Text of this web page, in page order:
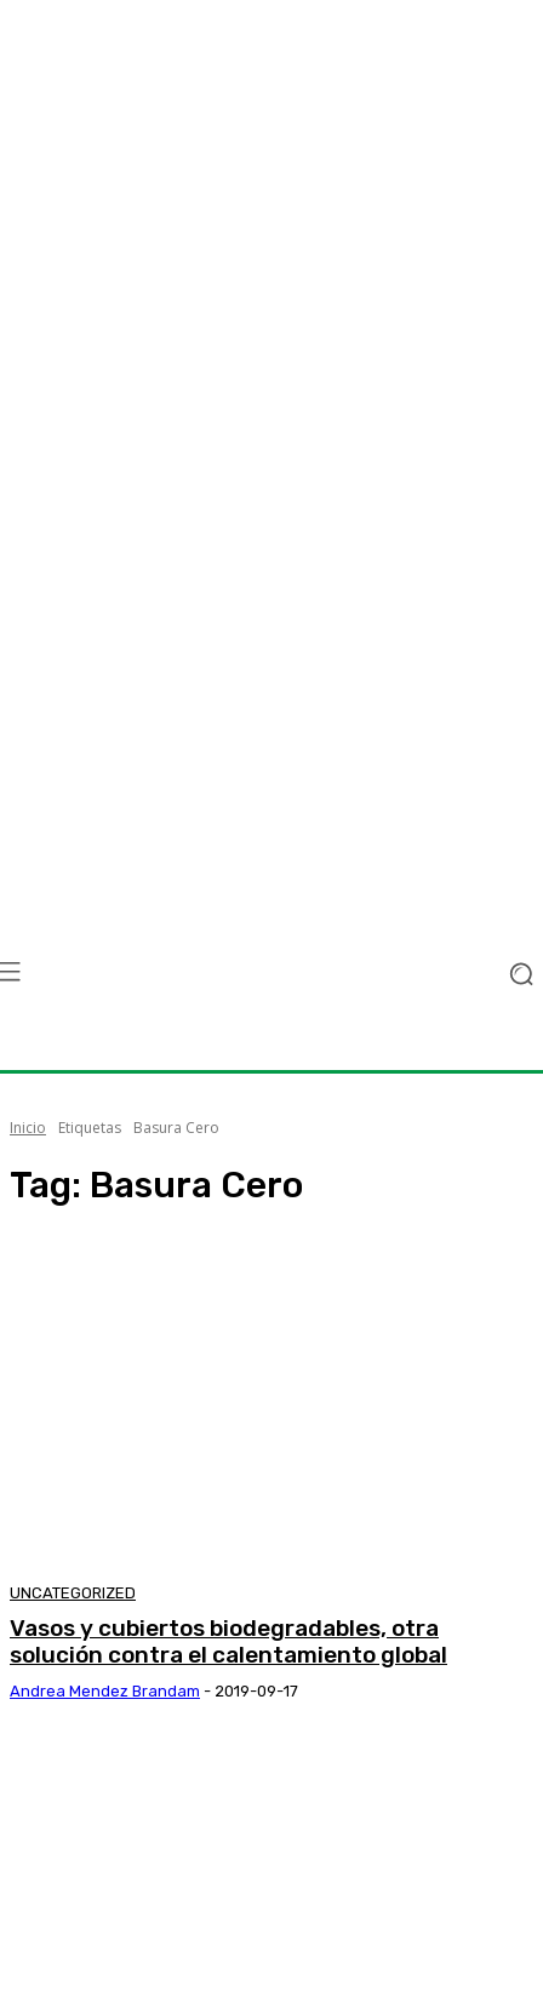
Inicio Etiquetas Basura Cero
Tag: Basura Cero
UNCATEGORIZED
Vasos y cubiertos biodegradables, otra
solución contra el calentamiento global
Andrea Mendez Brandam - 2019-09-17